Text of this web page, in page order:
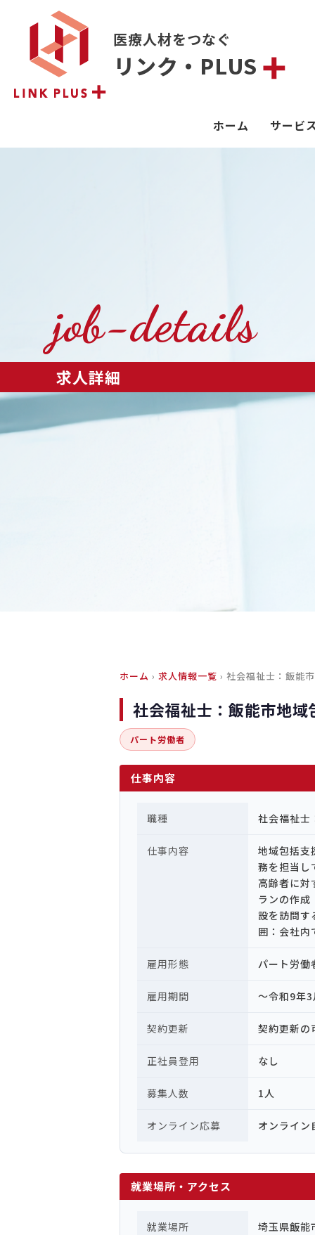
医療人材をつなぐ
リンク・PLUS
ホーム サービ
job-details
求人詳細
ホーム › 求人情報一覧 › 社会福祉士：飯能
社会福祉士：飯能市地
パート労働者
仕事内容
職種 社会福祉士
仕事内容
地域包括支
務を担当
高齢者に
ランの作
設を訪問
囲：会社内
雇用形態 パート労働
雇用期間 ～令和9年
契約更新 契約更新
正社員登用 なし
募集人数 1人
オンライン応募 オンライン
就業場所・アクセス
就業場所
埼玉県飯